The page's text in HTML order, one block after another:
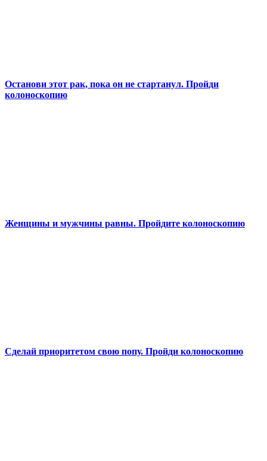
Останови этот рак, пока он не стартанул. Пройди
колоноскопию
Женщины и мужчины равны. Пройдите колоноскопию
Сделай приоритетом свою попу. Пройди колоноскопию